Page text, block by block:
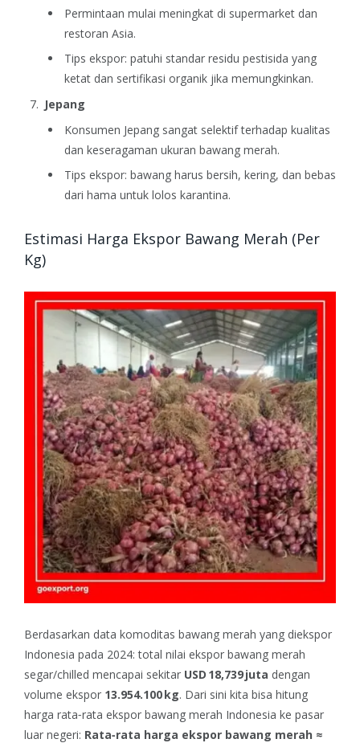
Permintaan mulai meningkat di supermarket dan
restoran Asia.
Tips ekspor: patuhi standar residu pestisida yang
ketat dan sertifikasi organik jika memungkinkan.
Jepang
Konsumen Jepang sangat selektif terhadap kualitas
dan keseragaman ukuran bawang merah.
Tips ekspor: bawang harus bersih, kering, dan bebas
dari hama untuk lolos karantina.
Estimasi Harga Ekspor Bawang Merah (Per
Kg)
Berdasarkan data komoditas bawang merah yang diekspor
Indonesia pada 2024: total nilai ekspor bawang merah
segar/chilled mencapai sekitar USD 18,739 juta dengan
volume ekspor 13.954.100 kg. Dari sini kita bisa hitung
harga rata‑rata ekspor bawang merah Indonesia ke pasar
luar negeri: Rata‑rata harga ekspor bawang merah ≈